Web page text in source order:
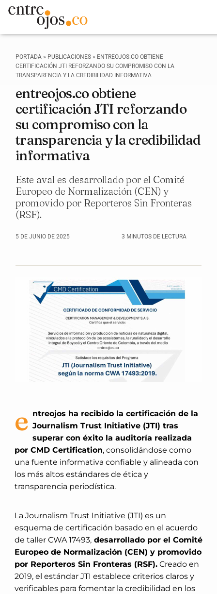
PORTADA » PUBLICACIONES » ENTREOJOS.CO OBTIENE
CERTIFICACIÓN JTI REFORZANDO SU COMPROMISO CON LA
TRANSPARENCIA Y LA CREDIBILIDAD INFORMATIVA
entreojos.co obtiene
certificación JTI reforzando
su compromiso con la
transparencia y la credibilidad
informativa
Este aval es desarrollado por el Comité
Europeo de Normalización (CEN) y
promovido por Reporteros Sin Fronteras
(RSF).
5 DE JUNIO DE 2025 3 MINUTOS DE LECTURA
e ntreojos ha recibido la certificación de la
Journalism Trust Initiative (JTI) tras
superar con éxito la auditoría realizada
por CMD Certification, consolidándose como
una fuente informativa confiable y alineada con
los más altos estándares de ética y
transparencia periodística.
La Journalism Trust Initiative (JTI) es un
esquema de certificación basado en el acuerdo
de taller CWA 17493, desarrollado por el Comité
Europeo de Normalización (CEN) y promovido
por Reporteros Sin Fronteras (RSF). Creado en
2019, el estándar JTI establece criterios claros y
verificables para fomentar la credibilidad en los